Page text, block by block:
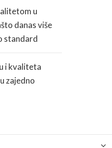
u
danas više
standard
i kvaliteta
zajedno